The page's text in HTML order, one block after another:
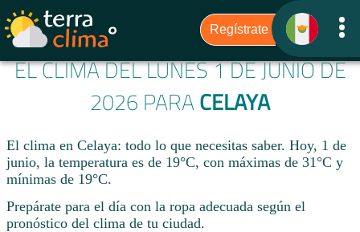
EL CLIMA DEL LUNES 1 DE JUNIO DE
2026 PARA CELAYA
El clima en Celaya: todo lo que necesitas saber. Hoy, 1 de
junio, la temperatura es de 19°C, con máximas de 31°C y
mínimas de 19°C.
Prepárate para el día con la ropa adecuada según el
pronóstico del clima de tu ciudad.​